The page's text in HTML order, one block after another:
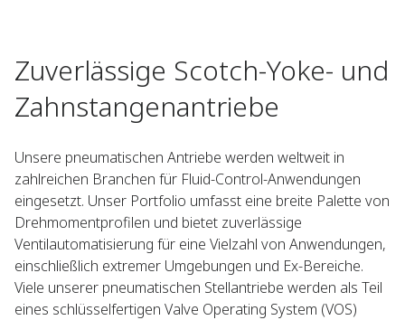
Zuverlässige Scotch-Yoke- und
Zahnstangenantriebe
Unsere pneumatischen Antriebe werden weltweit in
zahlreichen Branchen für Fluid-Control-Anwendungen
eingesetzt. Unser Portfolio umfasst eine breite Palette von
Drehmomentprofilen und bietet zuverlässige
Ventilautomatisierung für eine Vielzahl von Anwendungen,
einschließlich extremer Umgebungen und Ex-Bereiche.
Viele unserer pneumatischen Stellantriebe werden als Teil
eines schlüsselfertigen Valve Operating System (VOS)